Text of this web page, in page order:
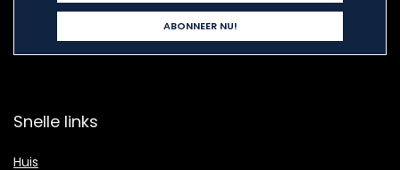
Snelle links
Huis